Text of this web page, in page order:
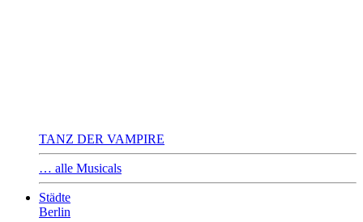
TANZ DER VAMPIRE
… alle Musicals
Städte
Berlin